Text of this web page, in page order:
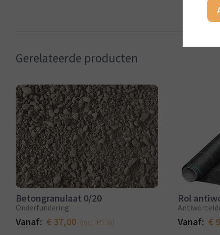
Gerelateerde producten
Betongranulaat 0/20
Onderfundering
Vanaf: € 37,00 (incl. BTW) Vanaf: €